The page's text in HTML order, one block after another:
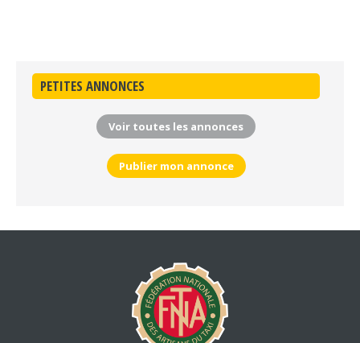
PETITES ANNONCES
Voir toutes les annonces
Publier mon annonce